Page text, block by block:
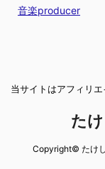
音楽producer
当サイトはアフィリエ
た
Copyright© たけ